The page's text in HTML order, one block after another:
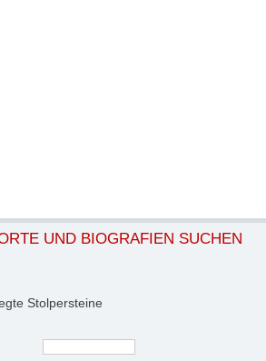
UND BIOGRAFIEN SUCHEN
Stolpersteine